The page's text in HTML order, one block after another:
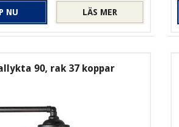
LÄS MER
NU
90, rak 37 koppar